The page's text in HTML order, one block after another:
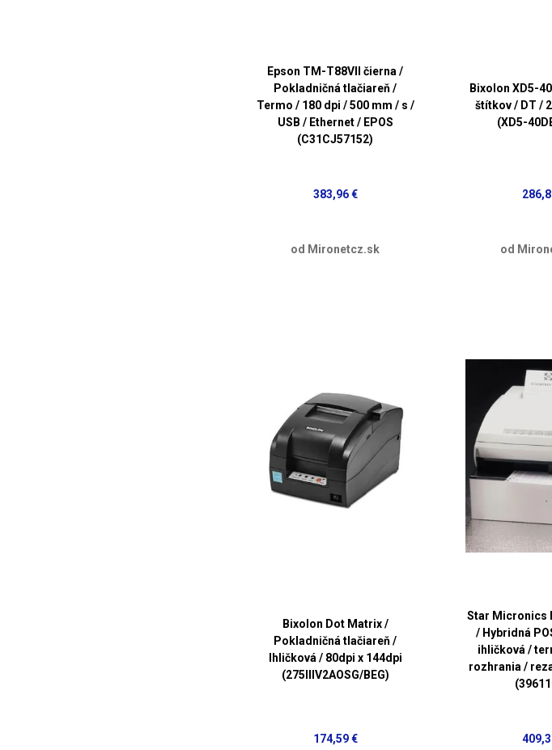
Epson TM-T88VII čierna /
Pokladničná tlačiareň /
Termo / 180 dpi / 500 mm / s /
USB / Ethernet / EPOS
(C31CJ57152)
383,96 €
od Mironetcz.sk
Bixolon XD5-
štítkov / DT /
(XD5-
od
Bixolon Dot Matrix /
Pokladničná tlačiareň /
Ihličková / 80dpi x 144dpi
(275IIIV2AOSG/BEG)
174,59 €
Star Micronics
/ Hybridná
ihličková /
rozhrania /